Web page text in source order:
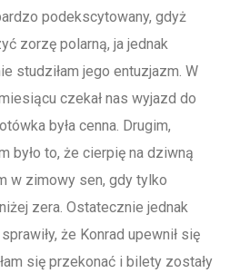
podekscytowany, gdyż
zorzę polarną, ja jednak
studziłam jego entuzjazm. W
czekał nas wyjazd do
była cenna. Drugim,
było to, że cierpię na dziwną
w zimowy sen, gdy tylko
zera. Ostatecznie jednak
że Konrad upewnił się
się przekonać i bilety zostały